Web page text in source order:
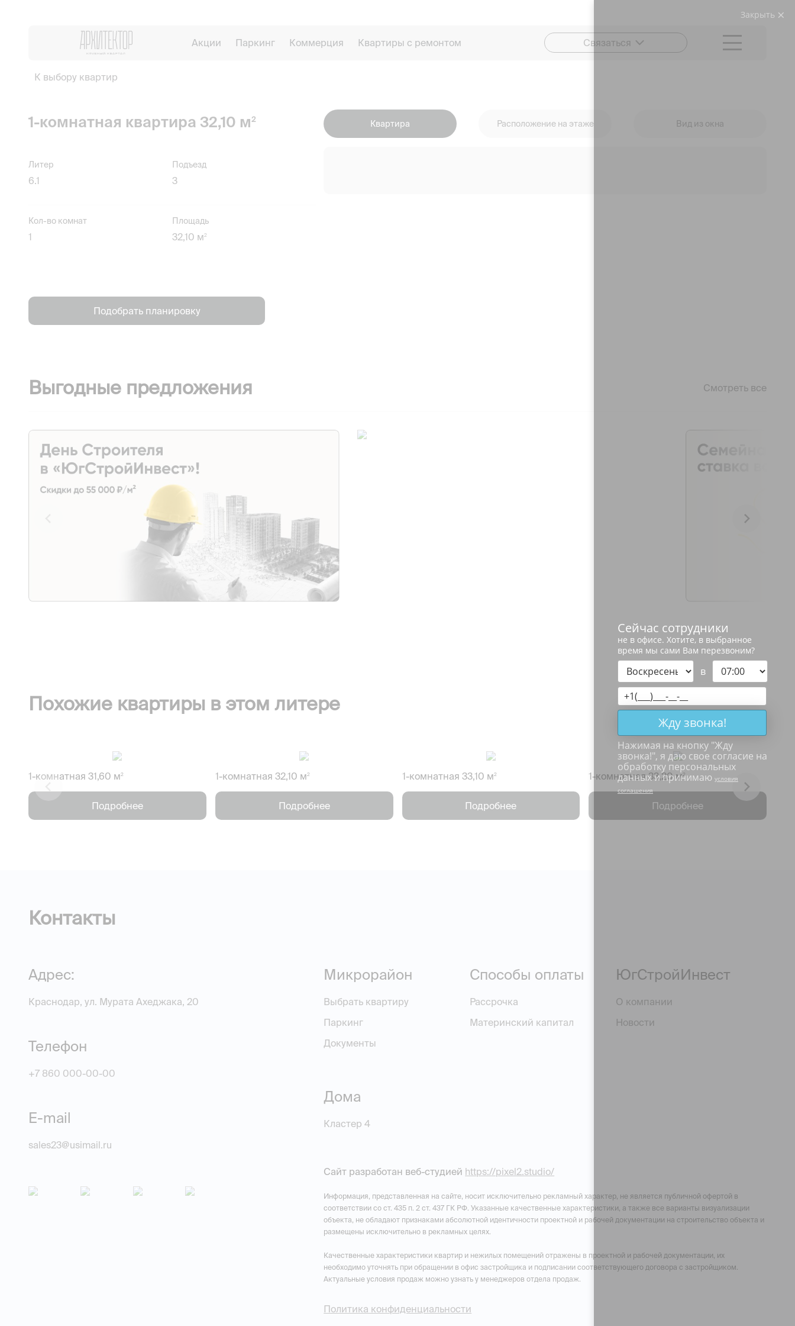
Акции Паркинг Коммерция Квартиры с ремонтом Связаться
К выбору квартир
1-комнатная квартира 32,10 м2
Литер
6.1
Подъезд
3
Кол-во комнат
1
Площадь
32,10 м2
Подобрать планировку
Квартира Расположение на этаже Вид из окна
Выгодные предложения Смотреть все
Похожие квартиры в этом литере
1-комнатная 31,60 м2
Подробнее
1-комнатная 32,10 м2
Подробнее
1-комнатная 33,10 м2
Подробнее
1-комнатная 33,20 м2
Подробнее
Контакты
Адрес:
Краснодар, ул. Мурата Ахеджака, 20
Телефон
+7 860 000-00-00
E-mail
sales23@usimail.ru
Микрорайон
Выбрать квартиру
Паркинг
Документы
Способы оплаты
Рассрочка
Материнский капитал
ЮгСтройИнвест
О компании
Новости
Дома
Кластер 4
Сайт разработан веб-студией https://pixel2.studio/
Информация, представленная на сайте, носит исключительно рекламный характер, не является публичной офертой в
соответствии со ст. 435 п. 2 ст. 437 ГК РФ. Указанные качественные характеристики, а также все варианты визуализации
объекта, не обладают признаками абсолютной идентичности проектной и рабочей документации на строительство объекта и
размещены исключительно в рекламных целях.
Качественные характеристики квартир и нежилых помещений отражены в проектной и рабочей документации, их
необходимо уточнять при обращении в офис застройщика и подписании соответствующего договора с застройщиком.
Актуальные условия продаж можно узнать у менеджеров отдела продаж.
Политика конфиденциальности
Закрыть
Сейчас сотрудники
не в офисе. Хотите, в выбранное
время мы сами Вам перезвоним?
в
Жду звонка!
Нажимая на кнопку "Жду
звонка!", я даю свое согласие на
обработку персональных
данных и принимаю условия
соглашения